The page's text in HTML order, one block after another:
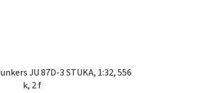
JU 87D-3 STUKA, 1:32, 556
k, 2 f